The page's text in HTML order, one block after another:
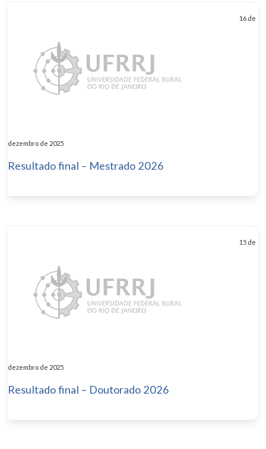
16 de
dezembro de 2025
Resultado final – Mestrado 2026
15 de
dezembro de 2025
Resultado final – Doutorado 2026